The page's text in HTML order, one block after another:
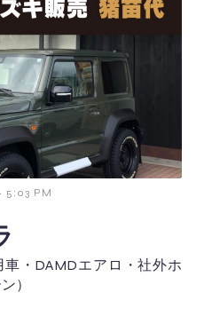
5:03 PM
・DAMDエアロ・社外ホ
）